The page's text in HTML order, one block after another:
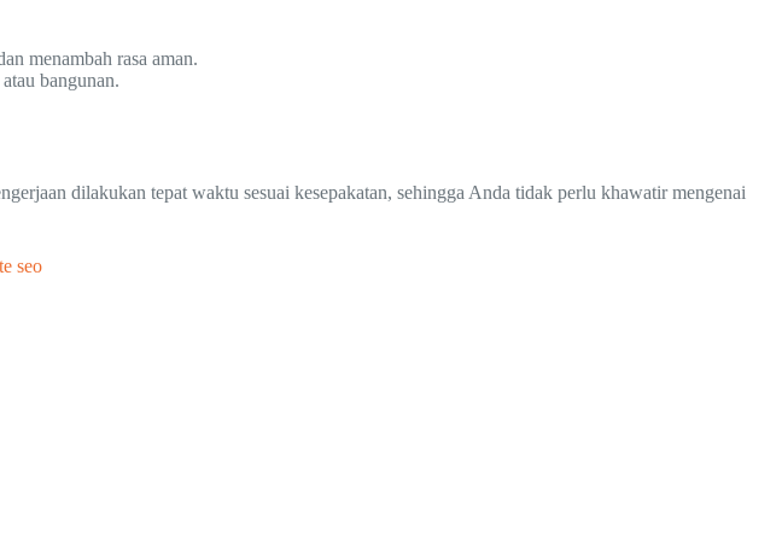
menambah rasa aman.
bangunan.
dilakukan tepat waktu sesuai kesepakatan, sehingga Anda tidak perlu khawatir mengenai